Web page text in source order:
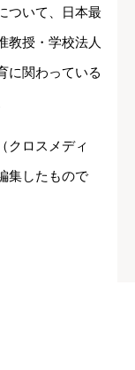
ついて、日本最
教授・学校法人
に関わっている
（クロスメディ
集したもので